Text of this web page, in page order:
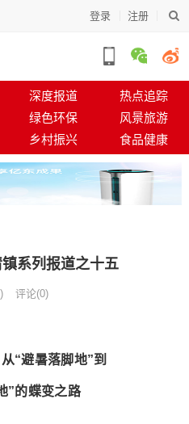
登录 注册
深度报道
热点追踪
绿色环保
风景旅游
乡村振兴 食品健康
系列报道之十五
评论(0)
“避暑落脚地”到
”的蝶变之路